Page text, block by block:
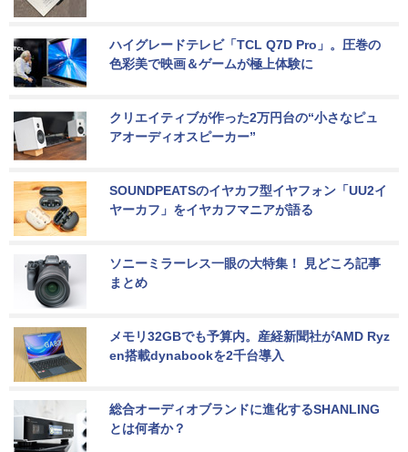
ハイグレードテレビ「TCL Q7D Pro」。圧巻の
色彩美で映画＆ゲームが極上体験に
クリエイティブが作った2万円台の“小さなピュ
アオーディオスピーカー”
SOUNDPEATSのイヤカフ型イヤフォン「UU2イ
ヤーカフ」をイヤカフマニアが語る
ソニーミラーレス一眼の大特集！ 見どころ記事
まとめ
メモリ32GBでも予算内。産経新聞社がAMD Ryz
en搭載dynabookを2千台導入
総合オーディオブランドに進化するSHANLING
とは何者か？